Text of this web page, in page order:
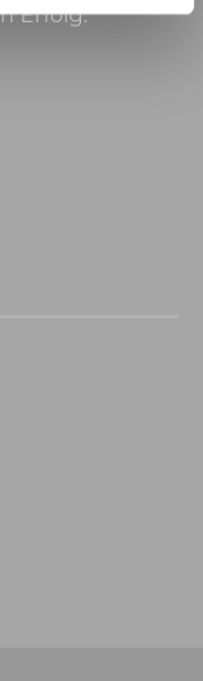
Erfolg.